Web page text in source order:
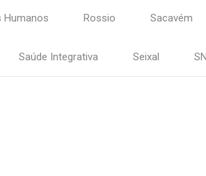
Humanos Rossio Sacavém
Saúde Integrativa Seixal